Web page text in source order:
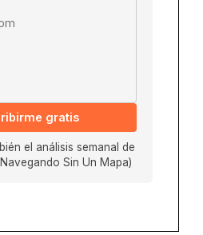
gratis
el análisis semanal de
Sin Un Mapa)